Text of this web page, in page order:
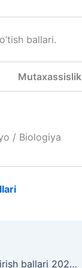
ballari.
Mutaxassislik
/ Biologiya
Farmatsevtika instituti kirish ballari 2024-2025